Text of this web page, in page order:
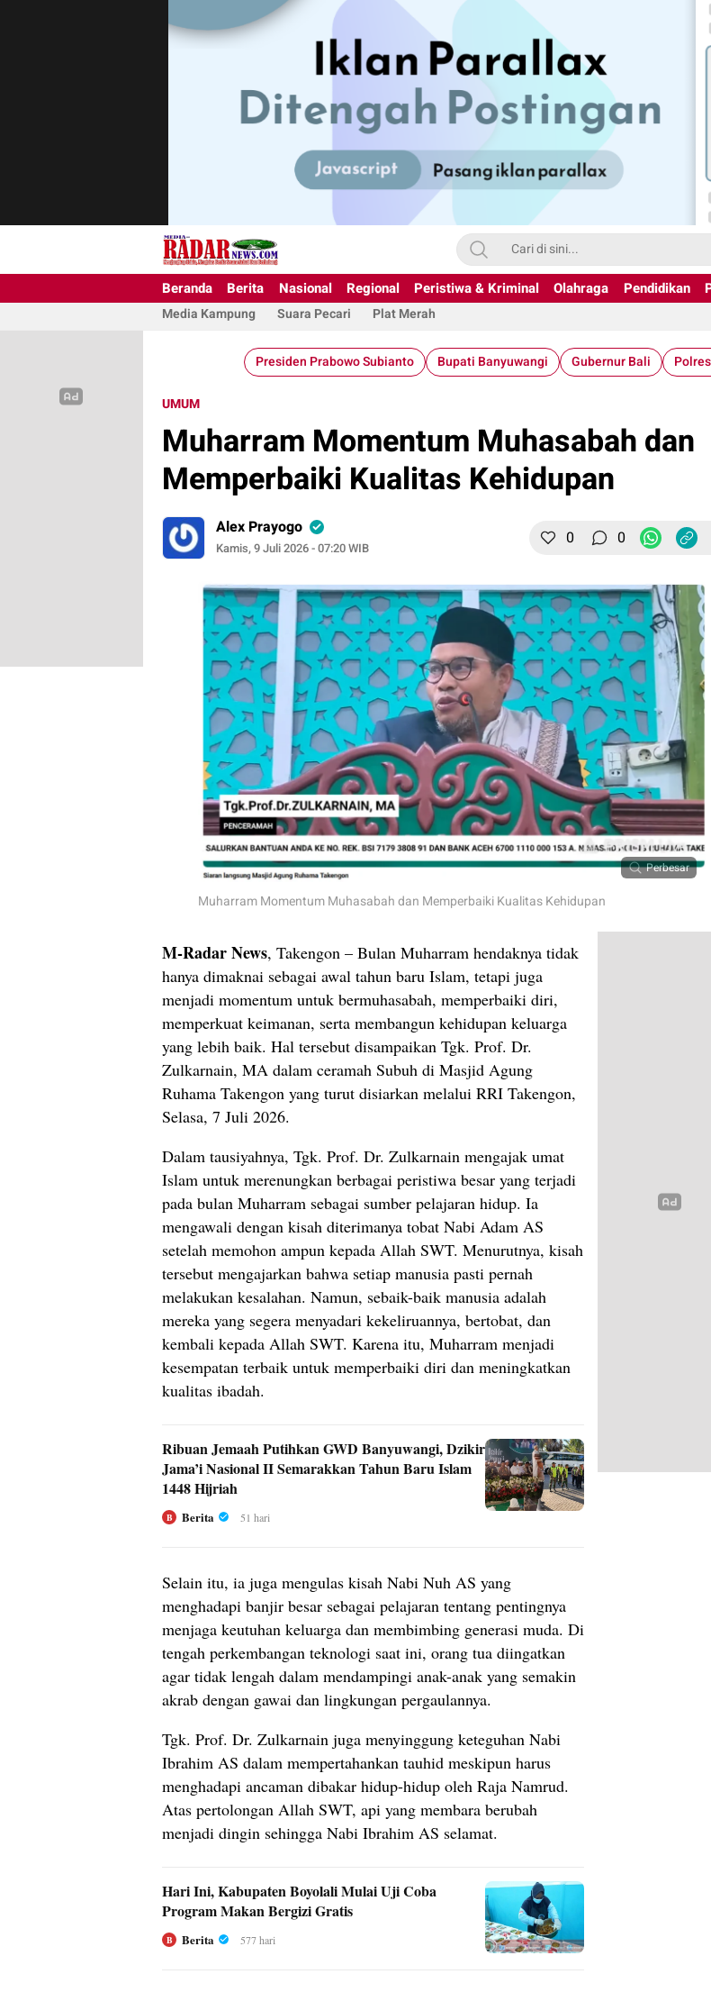
Beranda Berita Nasional Regional Peristiwa & Kriminal Olahraga Pendidikan
Media Kampung Suara Pecari Plat Merah
Presiden Prabowo Subianto Bupati Banyuwangi Gubernur Bali
UMUM
Muharram Momentum Muhasabah dan
Memperbaiki Kualitas Kehidupan
Alex Prayogo
Kamis, 9 Juli 2026 - 07:20 WIB 0 0
Perbesar
Muharram Momentum Muhasabah dan Memperbaiki Kualitas Kehidupan
M-Radar News, Takengon – Bulan Muharram hendaknya tidak
hanya dimaknai sebagai awal tahun baru Islam, tetapi juga
menjadi momentum untuk bermuhasabah, memperbaiki diri,
memperkuat keimanan, serta membangun kehidupan keluarga
yang lebih baik. Hal tersebut disampaikan Tgk. Prof. Dr.
Zulkarnain, MA dalam ceramah Subuh di Masjid Agung
Ruhama Takengon yang turut disiarkan melalui RRI Takengon,
Selasa, 7 Juli 2026.
Dalam tausiyahnya, Tgk. Prof. Dr. Zulkarnain mengajak umat
Islam untuk merenungkan berbagai peristiwa besar yang terjadi
pada bulan Muharram sebagai sumber pelajaran hidup. Ia
mengawali dengan kisah diterimanya tobat Nabi Adam AS
setelah memohon ampun kepada Allah SWT. Menurutnya, kisah
tersebut mengajarkan bahwa setiap manusia pasti pernah
melakukan kesalahan. Namun, sebaik-baik manusia adalah
mereka yang segera menyadari kekeliruannya, bertobat, dan
kembali kepada Allah SWT. Karena itu, Muharram menjadi
kesempatan terbaik untuk memperbaiki diri dan meningkatkan
kualitas ibadah.
Ribuan Jemaah Putihkan GWD Banyuwangi, Dzikir
Jama’i Nasional II Semarakkan Tahun Baru Islam
1448 Hijriah
B Berita 51 hari
Selain itu, ia juga mengulas kisah Nabi Nuh AS yang
menghadapi banjir besar sebagai pelajaran tentang pentingnya
menjaga keutuhan keluarga dan membimbing generasi muda. Di
tengah perkembangan teknologi saat ini, orang tua diingatkan
agar tidak lengah dalam mendampingi anak-anak yang semakin
akrab dengan gawai dan lingkungan pergaulannya.
Tgk. Prof. Dr. Zulkarnain juga menyinggung keteguhan Nabi
Ibrahim AS dalam mempertahankan tauhid meskipun harus
menghadapi ancaman dibakar hidup-hidup oleh Raja Namrud.
Atas pertolongan Allah SWT, api yang membara berubah
menjadi dingin sehingga Nabi Ibrahim AS selamat.
Hari Ini, Kabupaten Boyolali Mulai Uji Coba
Program Makan Bergizi Gratis
B Berita 577 hari